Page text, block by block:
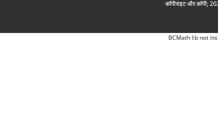
कॉपीराइट और कॉपी;
BCMath lib not